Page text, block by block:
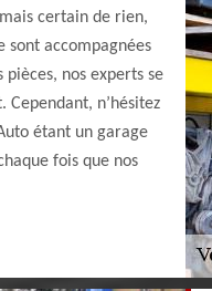
certain de rien,
sont accompagnées
nos experts se
n’hésitez
étant un garage
fois que nos